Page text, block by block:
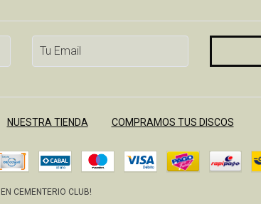
NUESTRA TIENDA COMPRAMOS TUS DISCOS
CEMENTERIO CLUB!